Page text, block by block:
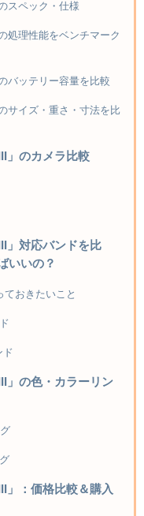
スペック・仕様
処理性能をベンチマーク
バッテリー容量を比較
サイズ・重さ・寸法を比
」のカメラ比較
」対応バンドを比
いいの？
ておきたいこと
ド
」の色・カラーリン
」：価格比較＆購入